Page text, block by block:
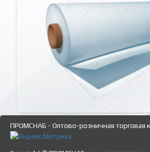
ПРОМСНАБ - Оптово-розничная торговая